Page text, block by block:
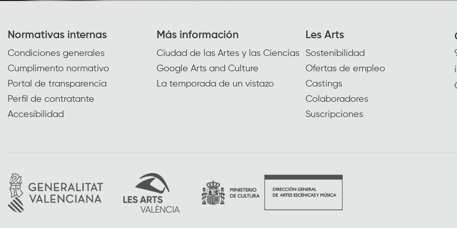
Normativas internas
Condiciones generales
Cumplimento normativo
Portal de transparencia
Perfil de contratante
Accesibilidad
Más información
Ciudad de las Artes y las Ciencias
Google Arts and Culture
La temporada de un vistazo
Les Arts
Sostenibilidad
Ofertas de empleo
Castings
Colaboradores
Suscripciones